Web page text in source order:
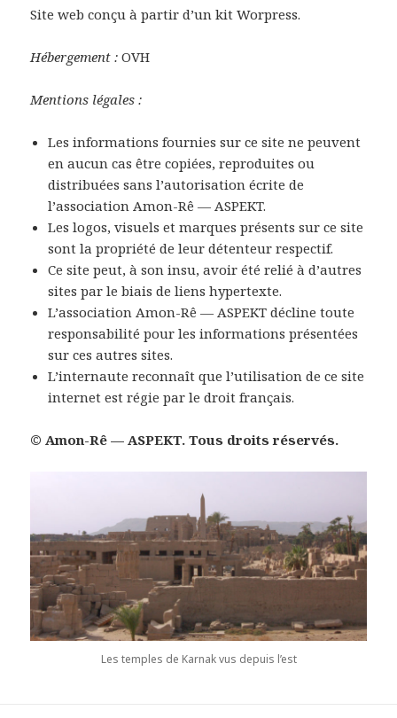
Site web conçu à partir d’un kit Worpress.
Hébergement : OVH
Mentions légales :
Les informations fournies sur ce site ne peuvent
en aucun cas être copiées, reproduites ou
distribuées sans l’autorisation écrite de
l’association Amon-Rê — ASPEKT.
Les logos, visuels et marques présents sur ce site
sont la propriété de leur détenteur respectif.
Ce site peut, à son insu, avoir été relié à d’autres
sites par le biais de liens hypertexte.
L’association Amon-Rê — ASPEKT décline toute
responsabilité pour les informations présentées
sur ces autres sites.
L’internaute reconnaît que l’utilisation de ce site
internet est régie par le droit français.
© Amon-Rê — ASPEKT. Tous droits réservés.
Les temples de Karnak vus depuis l’est